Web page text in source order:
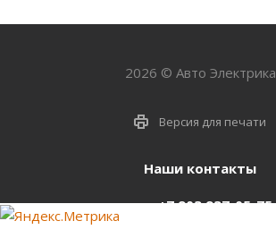
2026 © Авто Электрика
Версия для печати
Наши контакты
+7 903 937-05-75